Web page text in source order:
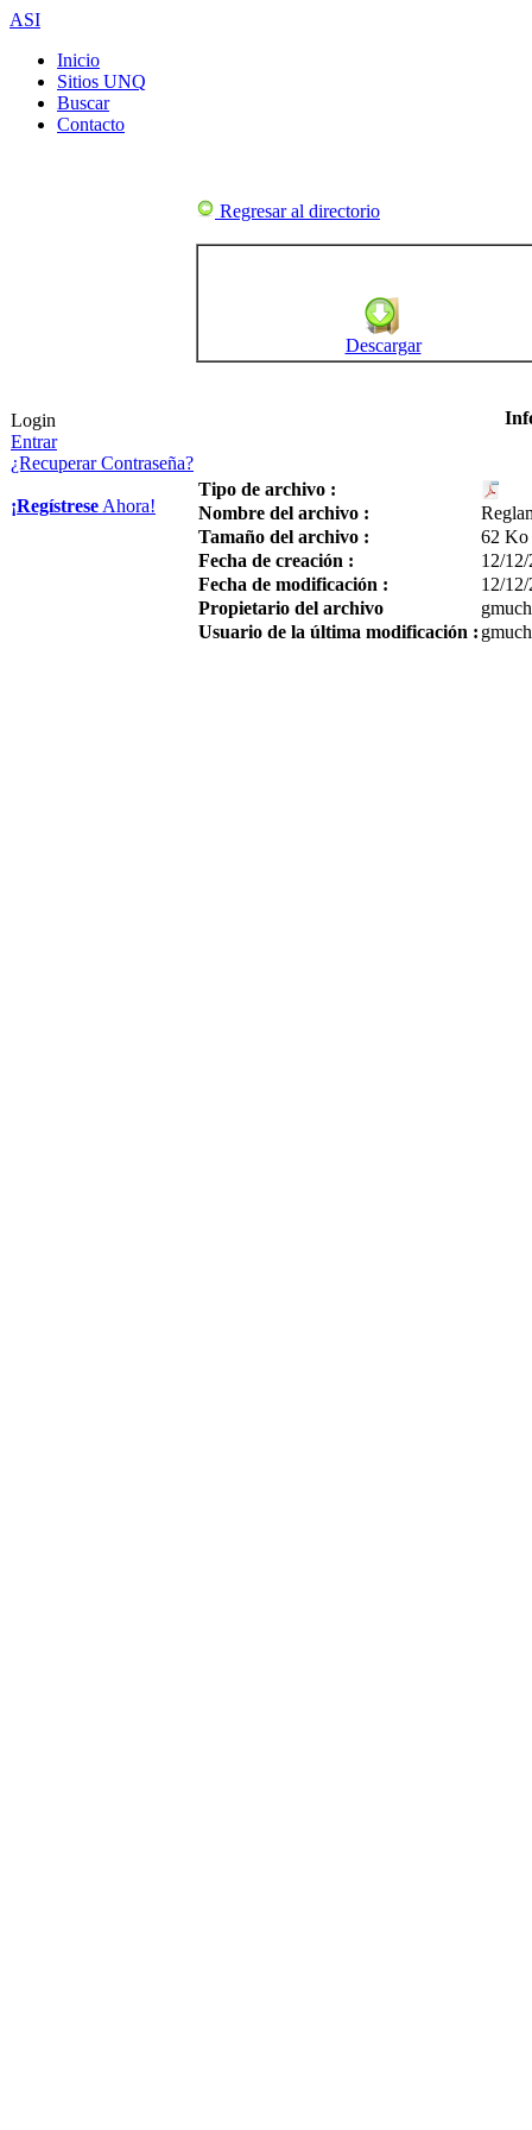
ASI
Inicio
Sitios UNQ
Buscar
Contacto
Login
Entrar
¿Recuperar Contraseña?
¡Regístrese Ahora!
Regresar al directorio
Descargar
Tipo de archivo :
Nombre del archivo :
Tamaño del archivo :
62 Ko
Fecha de creación :
12/
Fecha de modificación :
12/
Propietario del archivo
Usuario de la última modificación :